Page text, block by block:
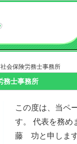
会保険労務士事務所
務士事務所
この度は、当ペ
す。 代表を務め
藤 功と申しま